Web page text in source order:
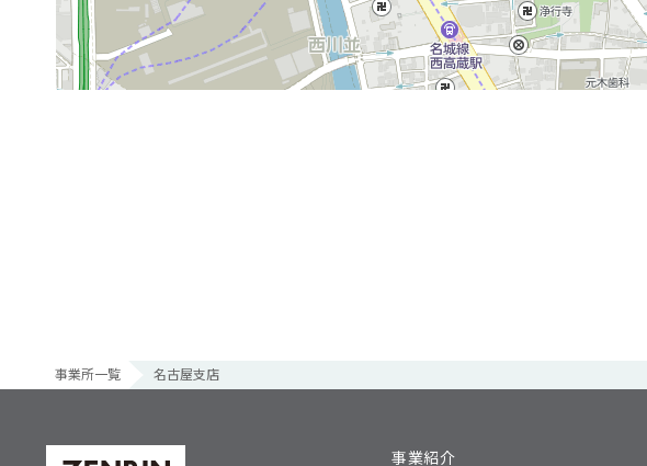
事業所一覧 名古屋支店
事業紹介